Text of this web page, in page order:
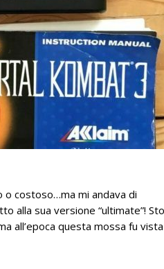
costoso…ma mi andava di
alla sua versione “ultimate”! Sto
all’epoca questa mossa fu vista